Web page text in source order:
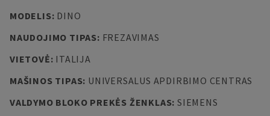
MODELIS: DINO
NAUDOJIMO TIPAS: FREZAVIMAS
VIETOVĖ: ITALIJA
MAŠINOS TIPAS: UNIVERSALUS APDIRBIMO CENTRAS
VALDYMO BLOKO PREKĖS ŽENKLAS: SIEMENS